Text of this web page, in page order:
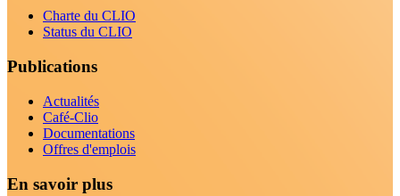
Charte du CLIO
Status du CLIO
Publications
Actualités
Café-Clio
Documentations
Offres d'emplois
En savoir plus